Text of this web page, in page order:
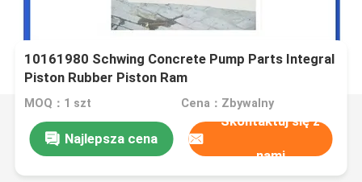
10161980 Schwing Concrete Pump Parts Integral
Piston Rubber Piston Ram
MOQ：1 szt Cena：Zbywalny
Najlepsza cena
Skontaktuj się z
nami